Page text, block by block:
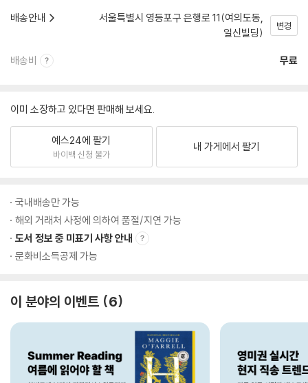
배송안내
서울특별시 영등포구 은행로 11(여의도동,
일신빌딩)
변경
배송비 무료
이미 소장하고 있다면 판매해 보세요.
예스24에 팔기
바이백 신청 불가
내 가게에서 팔기
국내배송만 가능
해외 거래처 사정에 의하여 품절/지연 가능
도서 정보 중 미표기 사항 안내
문화비소득공제 가능
이 분야의 이벤트 6